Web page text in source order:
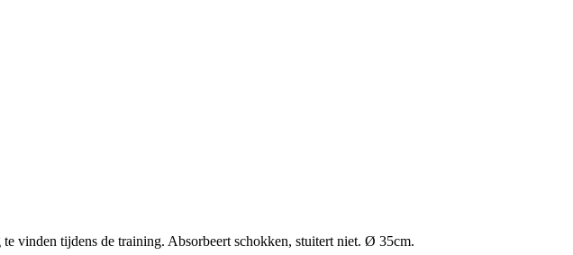
vinden tijdens de training. Absorbeert schokken, stuitert niet. Ø 35cm.